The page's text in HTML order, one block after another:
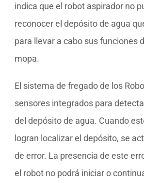
indica que el robot aspirador no
reconocer el depósito de agua
para llevar a cabo sus funciones
mopa.
El sistema de fregado de los
sensores integrados para
del depósito de agua. Cuando
logran localizar el depósito, se
de error. La presencia de este
el robot no podrá iniciar o